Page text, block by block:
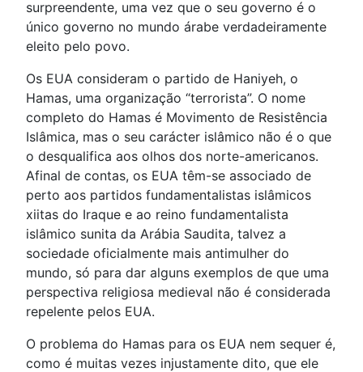
surpreendente, uma vez que o seu governo é o
único governo no mundo árabe verdadeiramente
eleito pelo povo.
Os EUA consideram o partido de Haniyeh, o
Hamas, uma organização “terrorista”. O nome
completo do Hamas é Movimento de Resistência
Islâmica, mas o seu carácter islâmico não é o que
o desqualifica aos olhos dos norte-americanos.
Afinal de contas, os EUA têm-se associado de
perto aos partidos fundamentalistas islâmicos
xiitas do Iraque e ao reino fundamentalista
islâmico sunita da Arábia Saudita, talvez a
sociedade oficialmente mais antimulher do
mundo, só para dar alguns exemplos de que uma
perspectiva religiosa medieval não é considerada
repelente pelos EUA.
O problema do Hamas para os EUA nem sequer é,
como é muitas vezes injustamente dito, que ele